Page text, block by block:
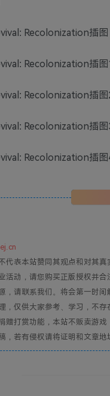
表本站赞同其观点和对其真
动，请您购买正版授权并合
请联系我们。将会第一时间
仅供大家参考、学习，不存
打赏功能，本站不贩卖游戏
若有侵权请将证明和文章